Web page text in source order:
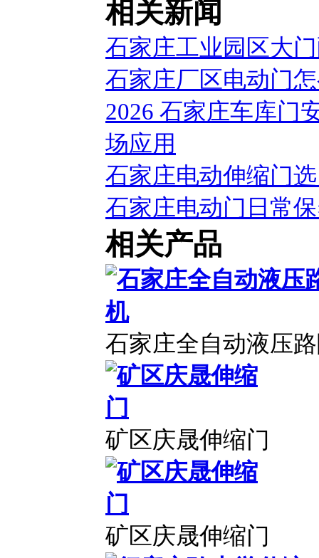
相关新闻
石家庄工业园区大
石家庄厂区电动门
2026 石家庄车库门
场应用
石家庄电动伸缩门
石家庄电动门日常
相关产品
石家庄全自动液压
矿区庆晟伸缩门
矿区庆晟伸缩门